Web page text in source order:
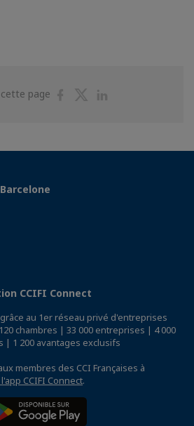
page
PartagerPartager
CCIFI Connect
au 1er réseau privé d'entreprises
chambres | 33 000 entreprises | 4 000
| 1 200 avantages exclusifs
membres des CCI Françaises à
CCIFI Connect.